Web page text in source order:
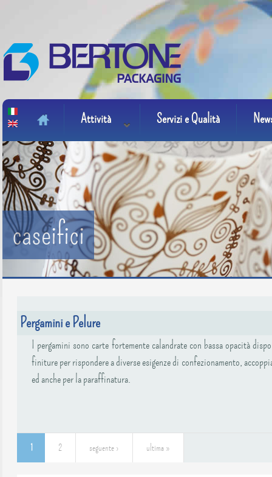
Main menu Attività Servizi e Qualità
caseifici
Pergamini e Pelure
I pergamini sono carte fortemente calandrate con bassa opacità
finiture per rispondere a diverse esigenze di confezionamento,
ed anche per la paraffinatura.
Pagine
1 2 seguente › ultima »